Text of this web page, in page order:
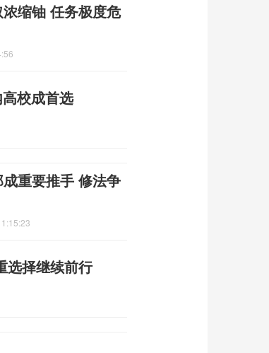
缩铀 任务极度危
校成首选
重要推手 修法争
选择继续前行